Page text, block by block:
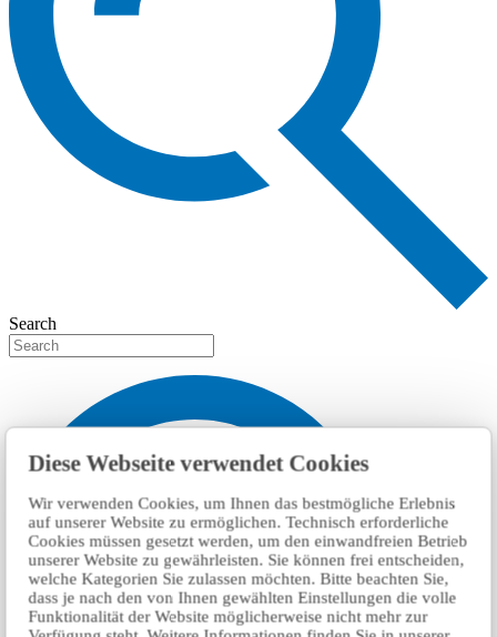
Diese Webseite verwendet Cookies
Wir verwenden Cookies, um Ihnen das bestmögliche Erlebnis
auf unserer Website zu ermöglichen. Technisch erforderliche
Cookies müssen gesetzt werden, um den einwandfreien Betrieb
unserer Website zu gewährleisten. Sie können frei entscheiden,
welche Kategorien Sie zulassen möchten. Bitte beachten Sie,
dass je nach den von Ihnen gewählten Einstellungen die volle
Funktionalität der Website möglicherweise nicht mehr zur
Search